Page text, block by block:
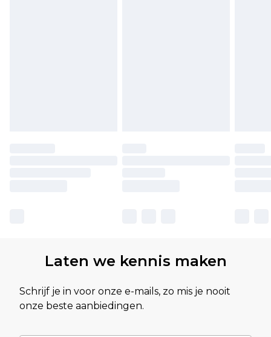
Laten we kennis maken
Schrijf je in voor onze e-mails, zo mis je nooit
onze beste aanbiedingen.